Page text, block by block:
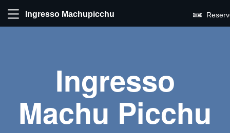
Ingresso Machupicchu
Ingresso
Machu Picchu